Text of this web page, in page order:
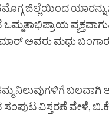
ಜಿಲ್ಲೆಯಿಂದ ಯಾರನ್ನು
ಅವರು ಮಧು
ನಿಲುವುಗಳಿಗೆ ಬಲವಾಗಿ
ವಿಸ್ತರಣೆ ವೇಳೆ,